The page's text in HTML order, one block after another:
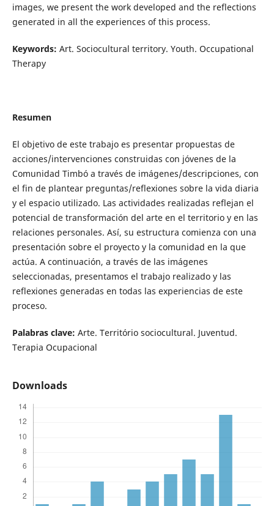
images, we present the work developed and the reflections
generated in all the experiences of this process.
Keywords: Art. Sociocultural territory. Youth. Occupational
Therapy
Resumen
El objetivo de este trabajo es presentar propuestas de
acciones/intervenciones construidas con jóvenes de la
Comunidad Timbó a través de imágenes/descripciones, con
el fin de plantear preguntas/reflexiones sobre la vida diaria
y el espacio utilizado. Las actividades realizadas reflejan el
potencial de transformación del arte en el territorio y en las
relaciones personales. Así, su estructura comienza con una
presentación sobre el proyecto y la comunidad en la que
actúa. A continuación, a través de las imágenes
seleccionadas, presentamos el trabajo realizado y las
reflexiones generadas en todas las experiencias de este
proceso.
Palabras clave: Arte. Território sociocultural. Juventud.
Terapia Ocupacional
Downloads